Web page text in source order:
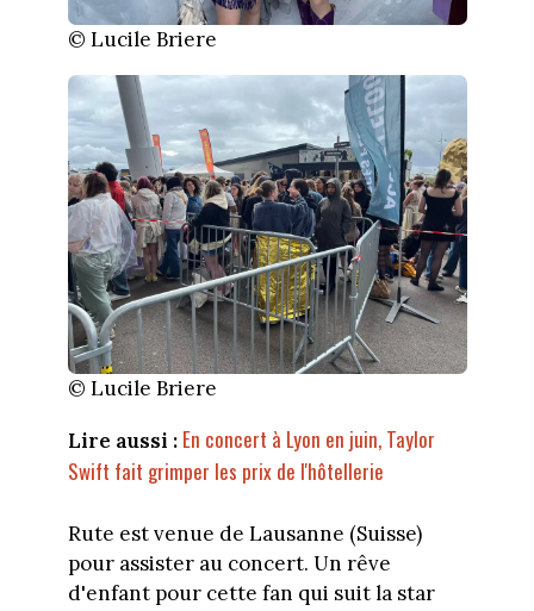
© Lucile Briere
© Lucile Briere
Lire aussi : En concert à Lyon en juin, Taylor
Swift fait grimper les prix de l'hôtellerie
Rute est venue de Lausanne (Suisse)
pour assister au concert. Un rêve
d'enfant pour cette fan qui suit la star